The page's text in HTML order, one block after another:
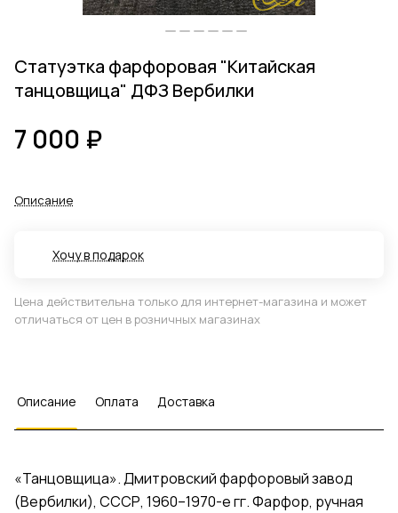
Статуэтка фарфоровая "Китайская
танцовщица" ДФЗ Вербилки
7 000 ₽
Описание
Хочу в подарок
Цена действительна только для интернет-магазина и может
отличаться от цен в розничных магазинах
Описание Оплата Доставка
«Танцовщица». Дмитровский фарфоровый завод
(Вербилки), СССР, 1960–1970-е гг. Фарфор, ручная